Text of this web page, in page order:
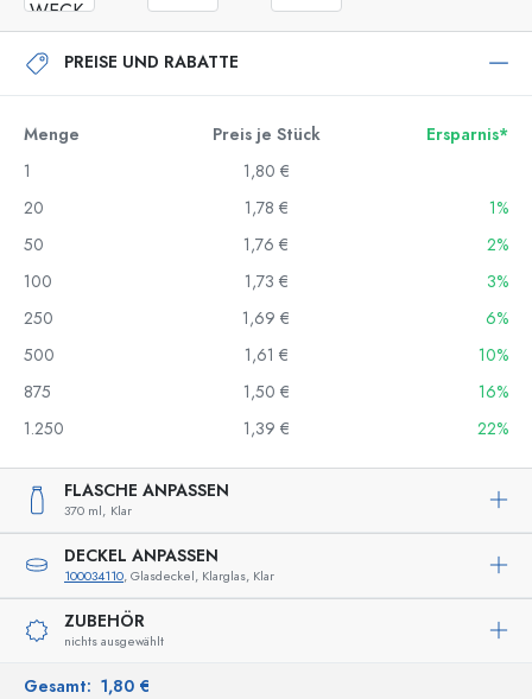
PREISE UND RABATTE
Menge Preis je Stück
Ersparnis*
1
1,80 €
20
1,78 €
1%
50
1,76 €
2%
100
1,73 €
3%
250
1,69 €
6%
500
1,61 €
10%
875
1,50 €
16%
1.250
1,39 € 22%
FLASCHE ANPASSEN
370 ml, Klar
DECKEL ANPASSEN
100034110, Glasdeckel, Klarglas, Klar
ZUBEHÖR
nichts ausgewählt
Gesamt: 1,80 €